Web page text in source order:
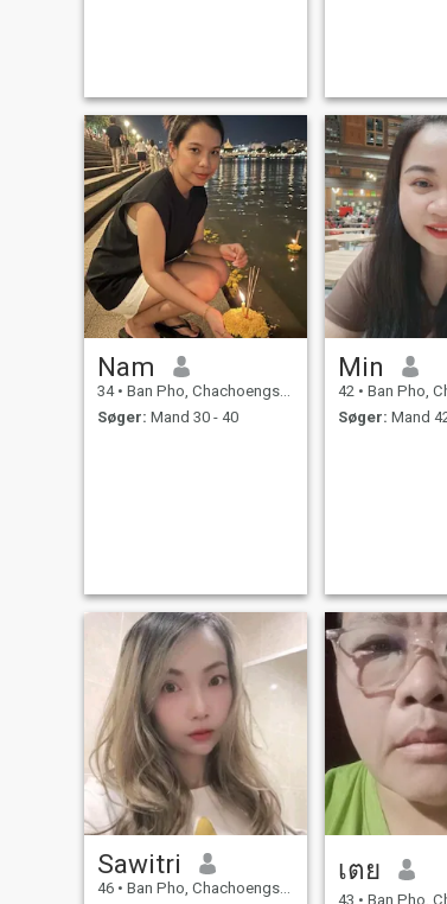
Nam
34 • Ban Pho, Chachoengsao, Thailand
Søger: Mand 30 - 40
Min
42 • Ban Pho,
Søger: Mand
Sawitri
46 • Ban Pho, Chachoengsao, Thailand
เตย
43 • Ban Pho,